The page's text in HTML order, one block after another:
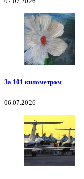
За 101 километром
06.07.2026